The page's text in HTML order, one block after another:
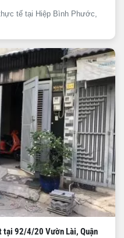
tế tại Hiệp Bình Phước,
tại 92/4/20 Vườn Lài, Quận